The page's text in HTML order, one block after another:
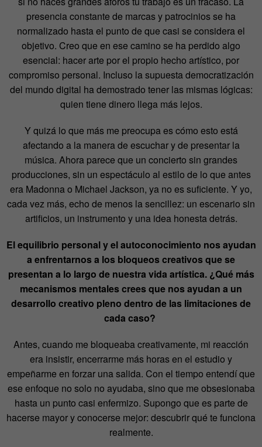
presencia constante de marcas y patrocinios se ha
normalizado hasta el punto de que casi se considera el
objetivo. Creo que en ese camino se ha perdido algo
esencial: hacer arte por el propio hecho artístico, por
compromiso personal. Incluso la supuestademocratización
del mundo digital ha demostrado tener las mismas lógicas:
quien tiene dinero llega más lejos.
Y quizá lo que más me preocupa es cómo esto está
afectando a la manera de escuchar y de presentar la
música. Ahora parece que un concierto sin grandes
producciones, sin un espectáculo al estilo de lo que antes
era Madonna o Michael Jackson, ya no es suficiente. Y yo,
cada vez más, echo de menos la sencillez: un escenario sin
artificios, un instrumento y una idea honesta detrás.
El equilibrio personal y el autoconocimiento nos ayudan
a enfrentarnos a los bloqueos creativos que se
presentan a lo largo de nuestra vida artística. ¿Qué más
mecanismos mentales crees que nos ayudan a un
desarrollo creativo pleno dentro de las limitaciones de
cada caso?
Antes, cuando me bloqueaba creativamente, mi reacción
era insistir, encerrarme más horas en el estudio y
empeñarme en forzar una salida. Con el tiempo entendí que
ese enfoque no solo no ayudaba, sino que me obsesionaba
hasta un punto casi enfermizo. Supongo que es parte de
hacerse mayor y conocerse mejor: descubrir qué te funciona
realmente.